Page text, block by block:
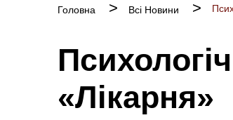
Рядок
Головна Всі Новини
«Лікарня»